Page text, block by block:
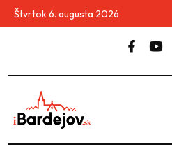
Štvrtok 6. augusta 2026